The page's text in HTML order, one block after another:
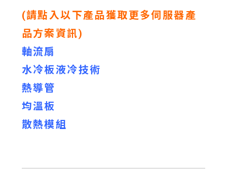
(請點入以下產品獲取更多伺服器產
品方案資訊)
軸流扇
水冷板液冷技術
熱導管
均溫板
散熱模組